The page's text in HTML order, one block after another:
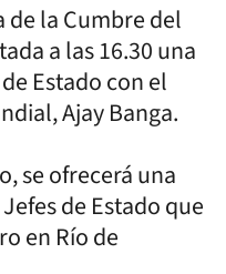
de la Cumbre del
a las 16.30 una
Estado con el
Ajay Banga.
se ofrecerá una
de Estado que
en Río de